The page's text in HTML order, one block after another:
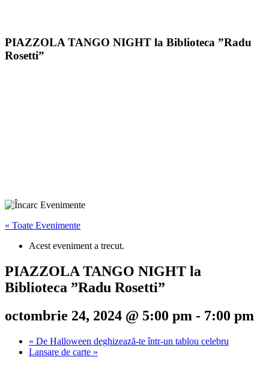
PIAZZOLA TANGO NIGHT la Biblioteca ”Radu
Rosetti”
« Toate Evenimente
Acest eveniment a trecut.
PIAZZOLA TANGO NIGHT la
Biblioteca ”Radu Rosetti”
octombrie 24, 2024 @ 5:00 pm - 7:00 pm
« De Halloween deghizează-te într-un tablou celebru
Lansare de carte »